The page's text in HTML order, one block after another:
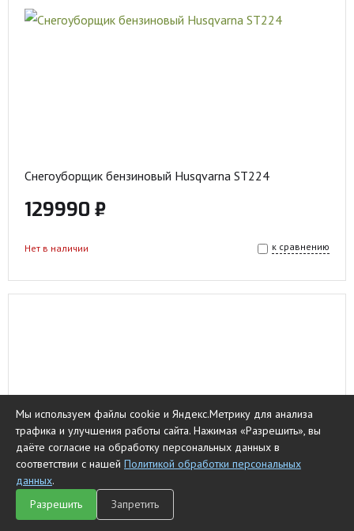
Снегоуборщик бензиновый Husqvarna ST224
129990 ₽
к сравнению
Нет в наличии
Главная Каталог Чат
Мы используем файлы cookie и Яндекс.Метрику для анализа
трафика и улучшения работы сайта. Нажимая «Разрешить», вы
даёте согласие на обработку персональных данных в
соответствии с нашей Политикой обработки персональных
данных.
Разрешить
Запретить